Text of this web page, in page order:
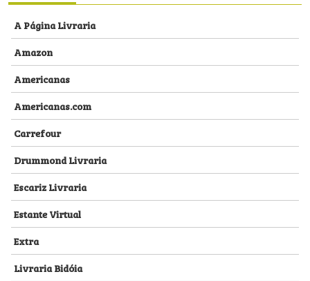
A Página Livraria
Amazon
Americanas
Americanas.com
Carrefour
Drummond Livraria
Escariz Livraria
Estante Virtual
Extra
Livraria Bidóia